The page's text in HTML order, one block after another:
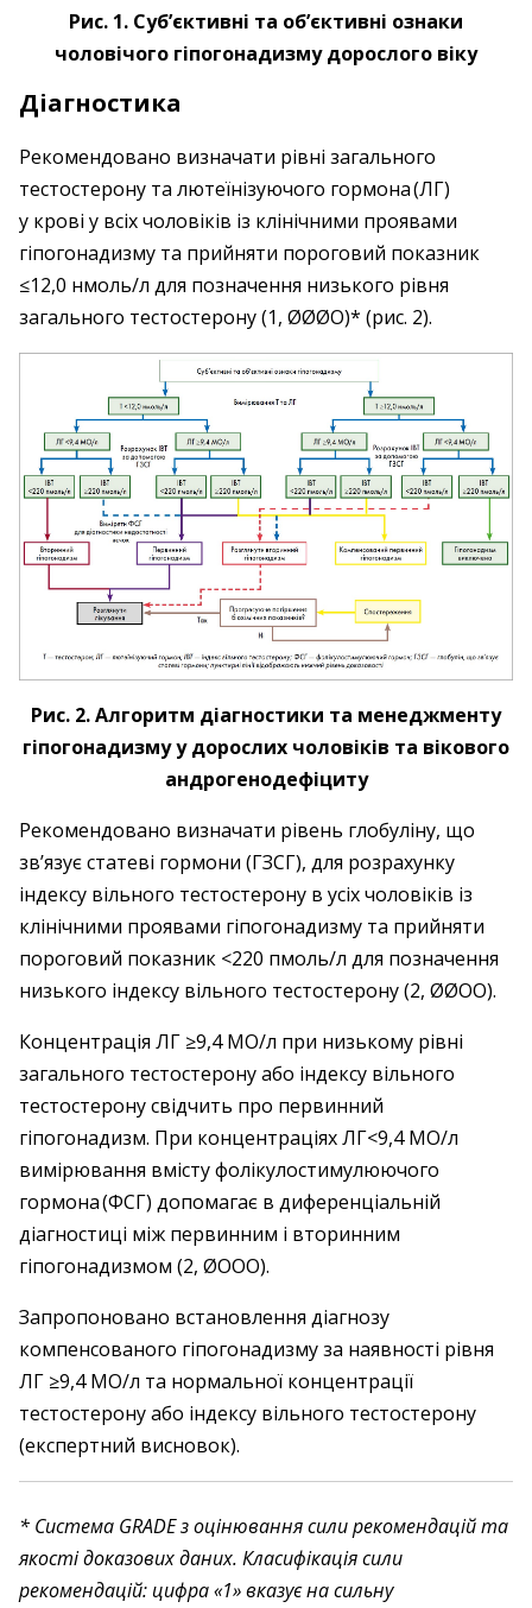
Рис. 1. Суб’єктивні та об’єктивні ознаки
чоловічого гіпогонадизму дорослого віку
Діагностика
Рекомендовано визначати рівні загального
тестостерону та лютеїнізуючого гормона (ЛГ)
у крові у всіх чоловіків із клінічними проявами
гіпогонадизму та прийняти пороговий показник
≤12,0 нмоль/л для позначення низького рівня
загального тесто­стерону (1, ØØØO)* (рис. 2).
Рис. 2. Алгоритм діагностики та менеджменту
гіпогонадизму у дорослих чоловіків та вікового
андрогенодефіциту
Рекомендовано визначати рівень глобуліну, що
зв’язує статеві гормони (ГЗСГ), для розрахунку
індексу вільного тестостерону в усіх чоловіків із
клінічними проявами гіпогонадизму та прийняти
пороговий показник <220 пмоль/л для позначення
низького індексу вільного тестостерону (2, ØØOO).
Концентрація ЛГ ≥9,4 МО/л при низькому рівні
загального тестостерону або індексу вільного
тестостерону свідчить про первинний
гіпогонадизм. При концентраціях ЛГ<9,4 МО/л
вимірювання вмісту фолікулостимулюючого
гормона (ФСГ) допомагає в диференціальній
діагностиці між первинним і вторинним
гіпогонадизмом (2, ØOOO).
Запропоновано встановлення діагнозу
компенсованого гіпогонадизму за наявності рівня
ЛГ ≥9,4 МО/л та нормальної концентрації
тестостерону або індексу вільного тестостерону
(експертний висновок).
* Система GRADE з оцінювання сили рекомендацій та
якості доказових даних. Класифікація сили
рекомендацій: цифра «1» вказує на сильну